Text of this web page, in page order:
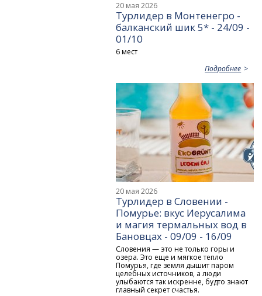
20 мая 2026
Турлидер в Монтенегро -
балканский шик 5* - 24/09 -
01/10
6 мест
Подробнее
20 мая 2026
Турлидер в Словении -
Помурье: вкус Иерусалима
и магия термальных вод в
Бановцах - 09/09 - 16/09
Словения — это не только горы и
озера. Это еще и мягкое тепло
Помурья, где земля дышит паром
целебных источников, а люди
улыбаются так искренне, будто знают
главный секрет счастья.